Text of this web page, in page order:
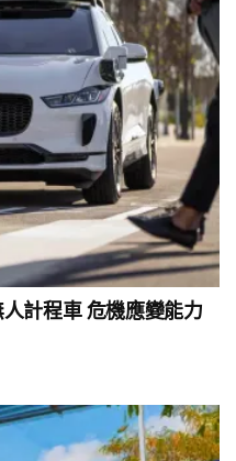
計程車 危機應變能力